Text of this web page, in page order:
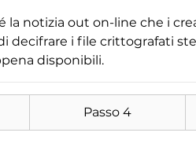
notizia out on-line che i
decifrare i file crittografati
disponibili.
Passo 4